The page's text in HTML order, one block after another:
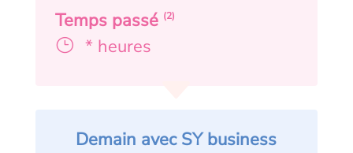
Temps passé (2)
* heures
Demain avec SY business